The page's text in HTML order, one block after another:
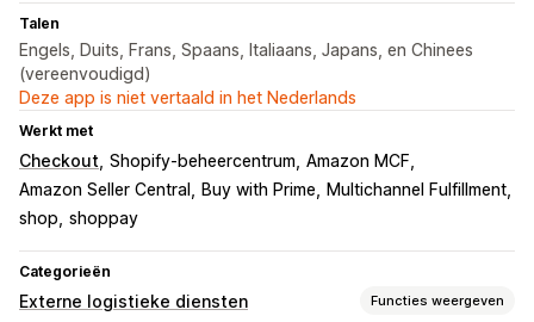
Talen
Engels, Duits, Frans, Spaans, Italiaans, Japans, en Chinees
(vereenvoudigd)
Deze app is niet vertaald in het Nederlands
Werkt met
Checkout Shopify-beheercentrum Amazon MCF
Amazon Seller Central
Buy with Prime
Multichannel Fulfillment
shop shoppay
Categorieën
Externe logistieke diensten Functies weergeven